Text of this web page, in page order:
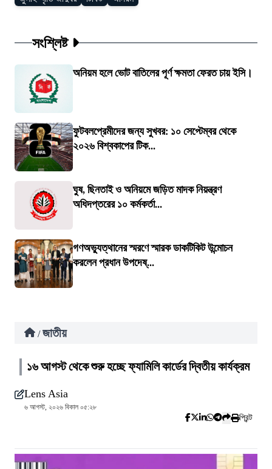
সংশ্লিষ্ট
অনিয়ম হলে ভোট বাতিলের পূর্ণ ক্ষমতা ফেরত চায় ইসি।
ফুটবলপ্রেমীদের জন্য সুখবর: ১০ সেপ্টেম্বর থেকে
২০২৬ বিশ্বকাপের টিক...
ঘুষ, ছিনতাই ও অনিয়মে জড়িত মাদক নিয়ন্ত্রণ
অধিদপ্তরের ১০ কর্মকর্তা...
গণঅভ্যুত্থানের স্মরণে স্মারক ডাকটিকিট উন্মোচন
করলেন প্রধান উপদেষ্...
/ জাতীয়
১৬ আগস্ট থেকে শুরু হচ্ছে ফ্যামিলি কার্ডের দ্বিতীয় কার্যক্রম
Lens Asia
৬ আগস্ট, ২০২৬ বিকাল ০৫:২৮
প্রিন্ট